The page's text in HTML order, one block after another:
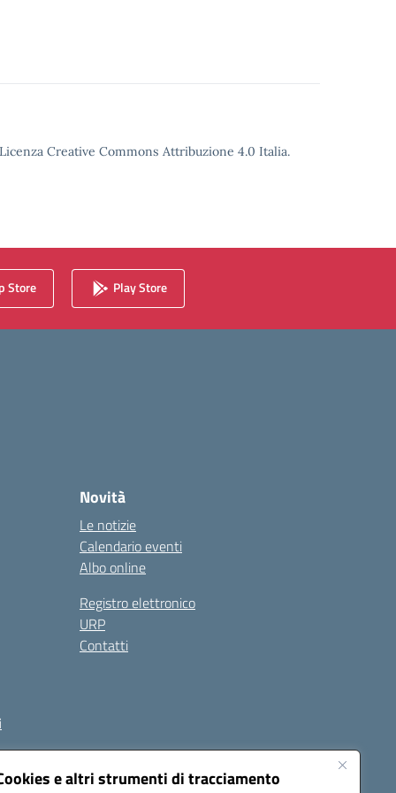
e altri strumenti di tracciamento
Creative Commons Attribuzione 4.0 Italia.
Store Play Store
Novità
Le notizie
Calendario eventi
Albo online
Registro elettronico
URP
Contatti